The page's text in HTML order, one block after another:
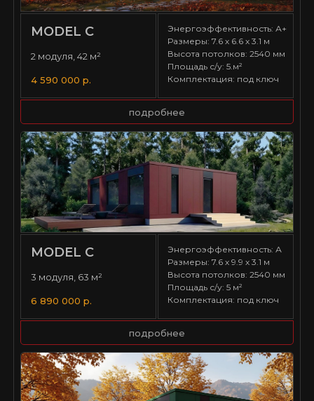
2 модуля, 42 м²
MODEL С
4 590 000 р.
Энергоэффективность: А+
Размеры: 7.6 х 6.6 х 3.1 м
Высота потолков: 2540 мм
Площадь с/у: 5.м²
Комплектация: под ключ
подробнее
3 модуля, 63 м²
MODEL С
6 890 000 р.
Энергоэффективность: А
Размеры: 7.6 х 9.9 х 3.1 м
Высота потолков: 2540 мм
Площадь с/у: 5 м²
Комплектация: под ключ
подробнее